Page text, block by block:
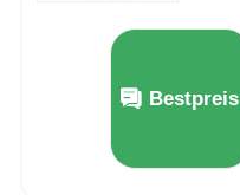
Bestpreis